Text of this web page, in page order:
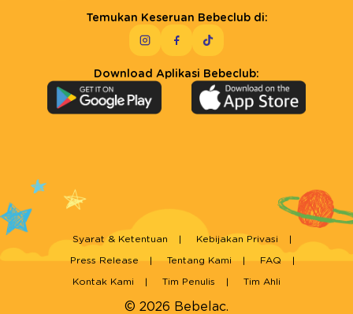
Temukan Keseruan Bebeclub di:
Download Aplikasi Bebeclub:
© 2026 Bebelac.
Syarat & Ketentuan Kebijakan Privasi
Press Release Tentang Kami FAQ
Kontak Kami Tim Penulis Tim Ahli